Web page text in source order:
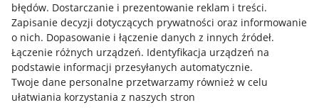
błędów. Dostarczanie i prezentowanie reklam i treści.
Zapisanie decyzji dotyczących prywatności oraz informowanie
o nich. Dopasowanie i łączenie danych z innych źródeł.
Łączenie różnych urządzeń. Identyfikacja urządzeń na
podstawie informacji przesyłanych automatycznie.
Twoje dane personalne przetwarzamy również w celu
ułatwiania korzystania z naszych stron
Informacje prawne
Regulamin
Polityka plików "cookies"
Ustawienia plików "cookies"